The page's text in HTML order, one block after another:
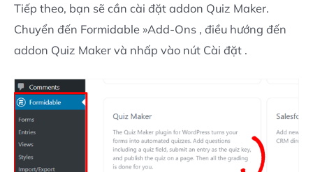
Tiếp theo, bạn sẽ cần cài đặt addon Quiz Maker.
Chuyển đến Formidable »Add-Ons , điều hướng đến
addon Quiz Maker và nhấp vào nút Cài đặt .